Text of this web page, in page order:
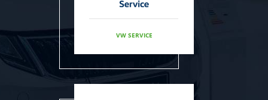
VW SERVICE